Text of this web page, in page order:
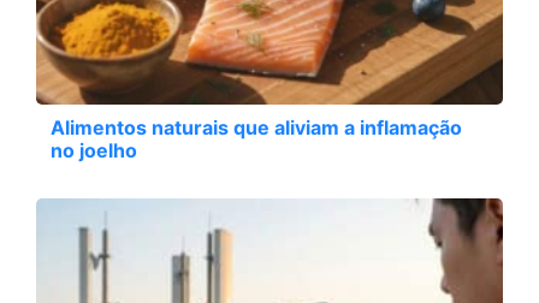
Alimentos naturais que aliviam a inflamação
no joelho